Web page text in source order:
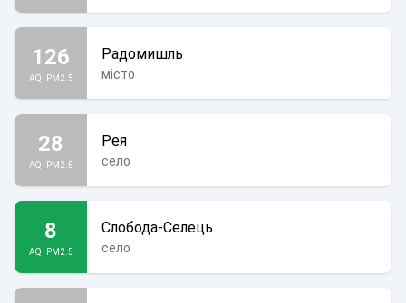
126
AQI PM2.5
Радомишль
місто
28
AQI PM2.5
Рея
село
8
AQI PM2.5
Слобода-Селець
село